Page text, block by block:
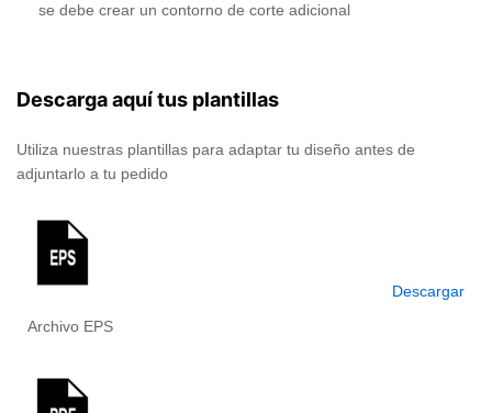
se debe crear un contorno de corte adicional
Descarga aquí tus plantillas
Utiliza nuestras plantillas para adaptar tu diseño antes de
adjuntarlo a tu pedido
Archivo EPS
Descargar